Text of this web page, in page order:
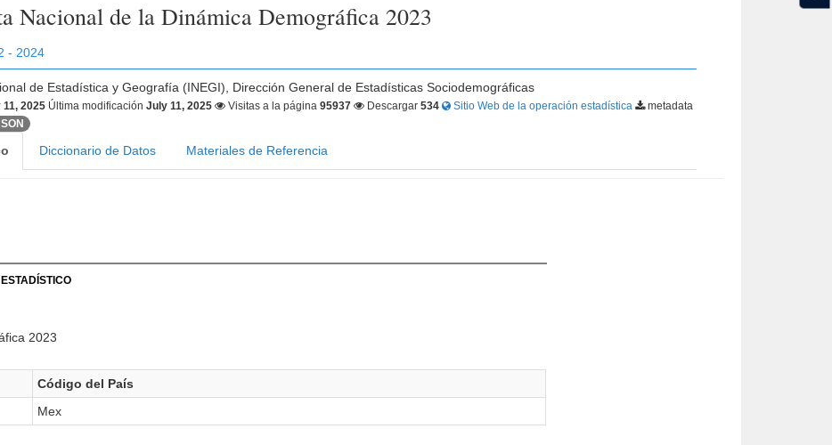
Nacional de la Dinámica Demográfica 2023
- 2024
de Estadística y Geografía (INEGI), Dirección General de Estadísticas Sociodemográficas
11, 2025 Última modificaciónJuly 11, 2025 Visitas a la página95937 Descargar534 Sitio Web de la operación estadística
metadata
Diccionario de Datos Materiales de Referencia
2023
Código del País
Mex